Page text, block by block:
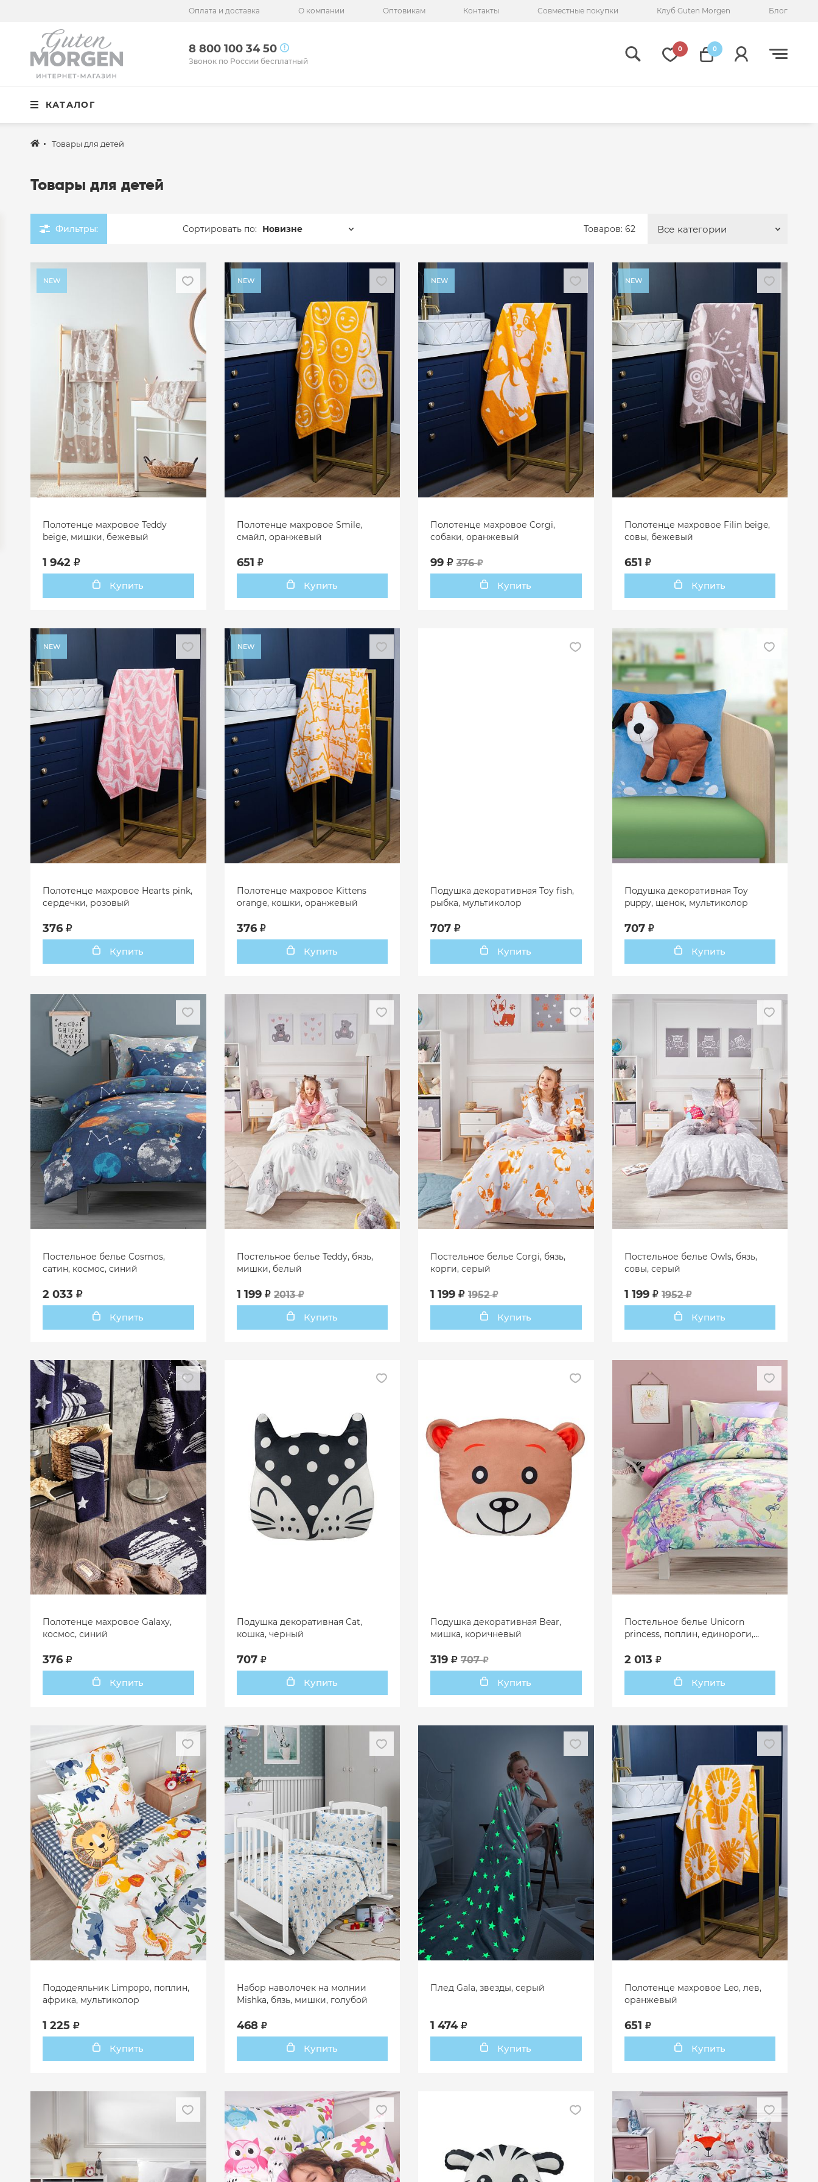
Оплата и доставка О компании Оптовикам Контакты Совместные покупки Клуб Guten Morgen Блог
8 800 100 34 50
Звонок по России бесплатный
0 0
КАТАЛОГ
8 800 100 34 50
Звонок по России бесплатный
Спальня
Кухня
Ванная
Готовые решения
Распродажа
Товары для детей
Товары для детей
Фильтры: Все категории
Сортировать по: Новизне Товаров: 62
NEW
Полотенце махровое Teddy
beige, мишки, бежевый
1 942
Купить
NEW
Полотенце махровое Smile,
смайл, оранжевый
651
Купить
NEW
Полотенце махровое Corgi,
собаки, оранжевый
99
376
Купить
NEW
Полотенце махровое Filin beige,
совы, бежевый
651
Купить
NEW
Полотенце махровое Hearts pink,
сердечки, розовый
376
Купить
NEW
Полотенце махровое Kittens
orange, кошки, оранжевый
376
Купить
Подушка декоративная Toy fish,
рыбка, мультиколор
707
Купить
Подушка декоративная Toy
puppy, щенок, мультиколор
707
Купить
Постельное белье Cosmos,
сатин, космос, синий
2 033
Купить
Постельное белье Teddy, бязь,
мишки, белый
1 199
2013
Купить
Постельное белье Corgi, бязь,
корги, серый
1 199
1952
Купить
Постельное белье Owls, бязь,
совы, серый
1 199
1952
Купить
Полотенце махровое Galaxy,
космос, синий
376
Купить
Подушка декоративная Cat,
кошка, черный
707
Купить
Подушка декоративная Bear,
мишка, коричневый
319
707
Купить
Постельное белье Unicorn
princess, поплин, единороги,
2 013
Купить
Пододеяльник Limpopo, поплин,
африка, мультиколор
1 225
Купить
Набор наволочек на молнии
Mishka, бязь, мишки, голубой
468
Купить
Плед Gala, звезды, серый
1 474
Купить
Полотенце махровое Leo, лев,
оранжевый
651
Купить